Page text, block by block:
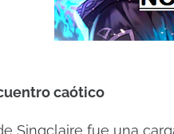
caótico
Singclaire fue una